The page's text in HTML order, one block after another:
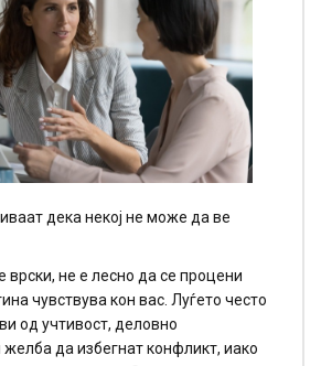
дека некој не може да ве
врски, не е лесно да се процени
чувствува кон вас. Луѓето често
од учтивост, деловно
да избегнат конфликт, иако